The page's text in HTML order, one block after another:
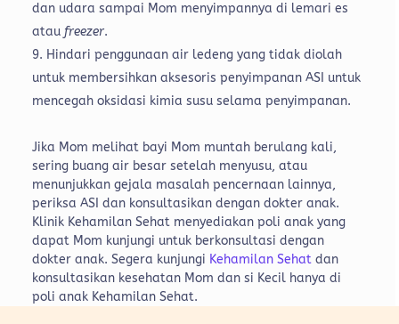
dan udara sampai Mom menyimpannya di lemari es
atau freezer.
Hindari penggunaan air ledeng yang tidak diolah
untuk membersihkan aksesoris penyimpanan ASI untuk
mencegah oksidasi kimia susu selama penyimpanan.
Jika Mom melihat bayi Mom muntah berulang kali,
sering buang air besar setelah menyusu, atau
menunjukkan gejala masalah pencernaan lainnya,
periksa ASI dan konsultasikan dengan dokter anak.
Klinik Kehamilan Sehat menyediakan poli anak yang
dapat Mom kunjungi untuk berkonsultasi dengan
dokter anak. Segera kunjungi Kehamilan Sehatdan
konsultasikan kesehatan Mom dan si Kecil hanya di
poli anak Kehamilan Sehat.